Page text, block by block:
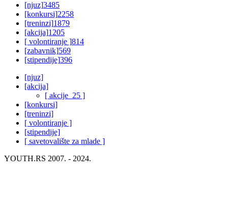
[njuz]3485
[konkursi]2258
[treninzi]1879
[akcija]1205
[ volontiranje ]814
[zabavnik]569
[stipendije]396
[njuz]
[akcija]
[ akcije_25 ]
[konkursi]
[treninzi]
[ volontiranje ]
[stipendije]
[ savetovalište za mlade ]
YOUTH.RS 2007. - 2024.